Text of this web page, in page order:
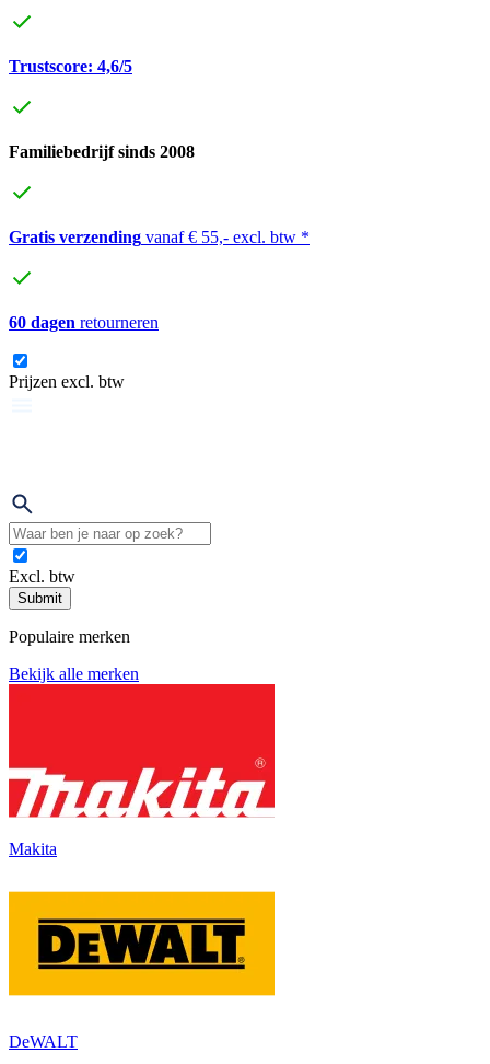
Trustscore: 4,6/5
Familiebedrijf sinds 2008
Gratis verzending vanaf € 55,- excl. btw *
60 dagen retourneren
Prijzen excl. btw
Excl. btw
Submit
Populaire merken
Bekijk alle merken
Makita
DeWALT